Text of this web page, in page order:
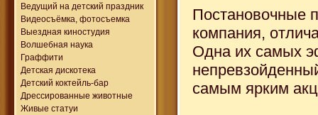
Ведущий на детский праздник
Видеосъёмка, фотосъемка
Выездная киностудия
Волшебная наука
Граффити
Детская дискотека
Детский коктейль-бар
Дрессированные животные
Живые статуи
Постановочные
компания,
Одна их самых
самым ярким